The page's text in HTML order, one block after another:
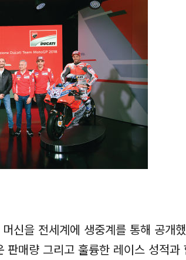
을 전세계에 생중계를 통해 공개
매량 그리고 훌륭한 레이스 성적